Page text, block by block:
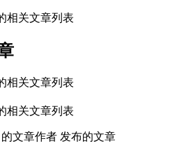
相关文章列表
相关文章列表
相关文章列表
的文章作者 发布的文章